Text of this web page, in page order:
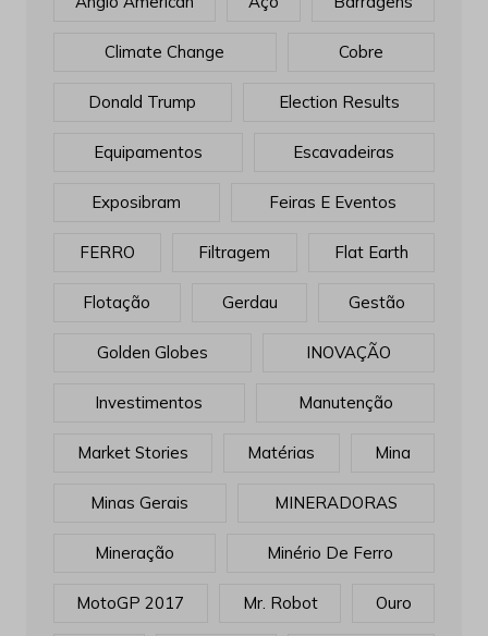
Climate Change Cobre
Donald Trump Election Results
Equipamentos Escavadeiras
Exposibram Feiras E Eventos
FERRO Filtragem Flat Earth
Flotação Gerdau Gestão
Golden Globes INOVAÇÃO
Investimentos Manutenção
Market Stories Matérias Mina
Minas Gerais MINERADORAS
Mineração Minério De Ferro
MotoGP 2017 Mr. Robot Ouro